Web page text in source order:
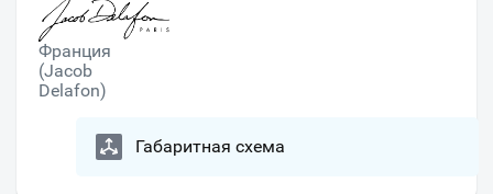
Франция
(Jacob
Delafon)
Габаритная схема